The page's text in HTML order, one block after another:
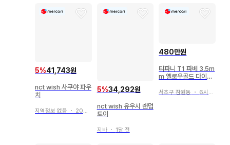
5%41,743원
nct wish 사쿠야 파우
치
지역정보 없음 ・ 20일 전
5%34,292원
nct wish 유우시 랜덤
토이
지바・ 1달 전
480만원
티파니 T1 파베 3.5m
m 옐로우골드 다이아
서초구 잠원동 ・ 6시간 전